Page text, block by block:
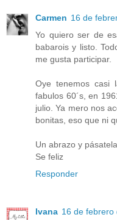
Carmen 16 de
Yo quiero ser de
babarois y listo.
me gusta participar.
Oye tenemos casi
fabulos 60´s, en
julio. Ya mero nos
bonitas, eso que ni
Un abrazo y
Se feliz
Responder
Ivana 16 de febrero